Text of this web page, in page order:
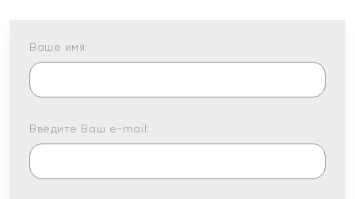
Ваше имя:
Введите Ваш e-mail: